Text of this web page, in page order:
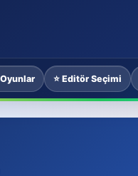
⭐ Editör Seçimi